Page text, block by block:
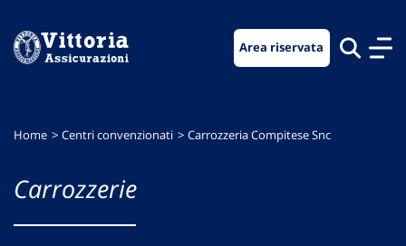
menu
contenuto
footer
Area riservata
Home Centri convenzionati Carrozzeria Compitese Snc
Carrozzerie